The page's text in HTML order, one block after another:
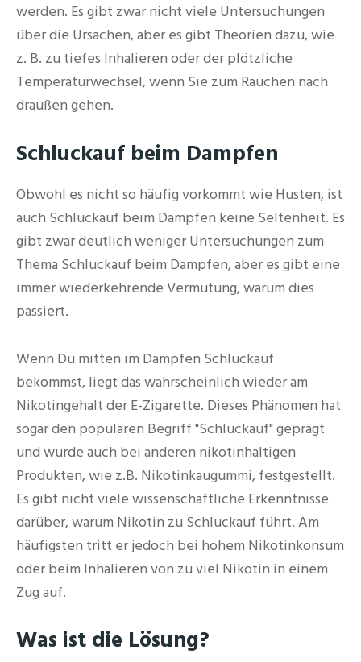
werden. Es gibt zwar nicht viele Untersuchungen
über die Ursachen, aber es gibt Theorien dazu, wie
z. B. zu tiefes Inhalieren oder der plötzliche
Temperaturwechsel, wenn Sie zum Rauchen nach
draußen gehen.
Schluckauf beim Dampfen
Obwohl es nicht so häufig vorkommt wie Husten, ist
auch Schluckauf beim Dampfen keine Seltenheit. Es
gibt zwar deutlich weniger Untersuchungen zum
Thema Schluckauf beim Dampfen, aber es gibt eine
immer wiederkehrende Vermutung, warum dies
passiert.
Wenn Du mitten im Dampfen Schluckauf
bekommst, liegt das wahrscheinlich wieder am
Nikotingehalt der E-Zigarette. Dieses Phänomen hat
sogar den populären Begriff "Schluckauf" geprägt
und wurde auch bei anderen nikotinhaltigen
Produkten, wie z.B. Nikotinkaugummi, festgestellt.
Es gibt nicht viele wissenschaftliche Erkenntnisse
darüber, warum Nikotin zu Schluckauf führt. Am
häufigsten tritt er jedoch bei hohem Nikotinkonsum
oder beim Inhalieren von zu viel Nikotin in einem
Zug auf.
Was ist die Lösung?